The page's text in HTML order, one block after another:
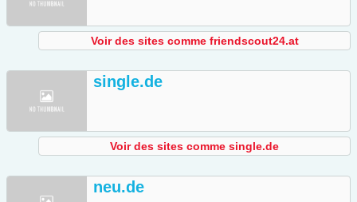
Voir des sites comme friendscout24.at
single.de
Voir des sites comme single.de
neu.de